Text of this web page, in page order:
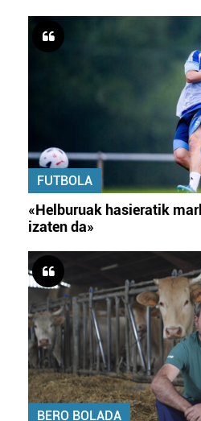
FUTBOLA
«Helburuak hasieratik
izaten da»
BERO BOLADA